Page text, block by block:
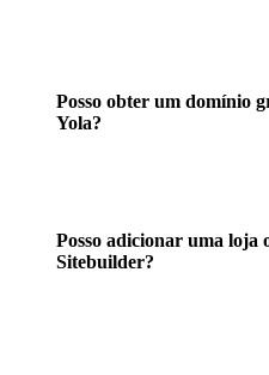
Posso obter um domínio
Yola?
Posso adicionar uma loja
Sitebuilder?